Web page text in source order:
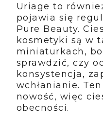
Uriage to
pojawia się
Pure Beauty.
kosmetyki są w
miniaturkach, bo
sprawdzić, czy
konsystencja,
wchłanianie.
nowość, więc
obecności.